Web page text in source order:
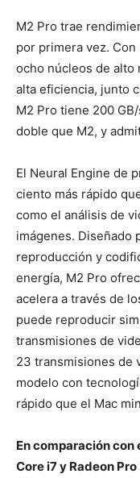
M2 Pro trae
por primera vez. Con
ocho núcleos de alto
alta eficiencia, junto
M2 Pro tiene 200
doble que M2, y
El Neural Engine de
ciento más rápido
como el análisis de
imágenes. Diseñado
reproducción y
energía, M2 Pro
acelera a través de
puede reproducir
transmisiones de
23 transmisiones de
modelo con
rápido que el Mac
En comparación con
Core i7 y Radeon